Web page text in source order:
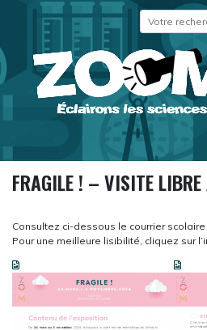
Panneau de gestion des cookies
FRAGILE ! – VISITE LIBRE
Consultez ci-dessous le courrier scolaire
Pour une meilleure lisibilité, cliquez sur